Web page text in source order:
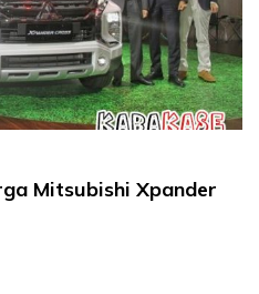
Mitsubishi Xpander